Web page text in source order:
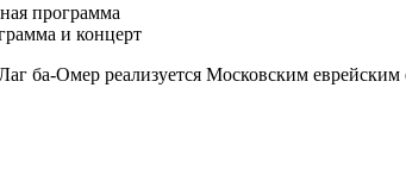
программа
и концерт
ба-Омер реализуется Московским